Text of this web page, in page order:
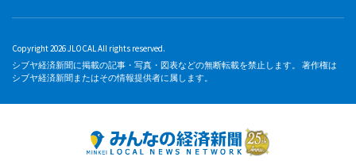
Copyright 2026 JLOCAL All rights reserved.
シブヤ経済新聞に掲載の記事・写真・図表などの無断転載を禁止します。 著作権は
シブヤ経済新聞またはその情報提供者に属します。